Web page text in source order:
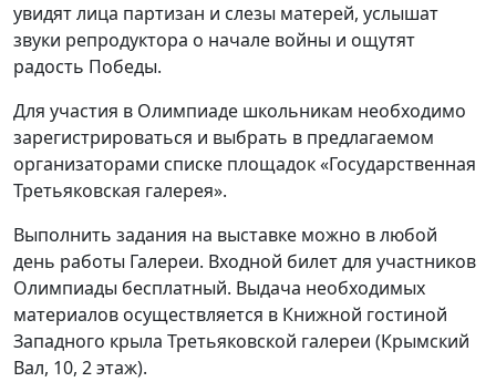
увидят лица партизан и слезы матерей, услышат
звуки репродуктора о начале войны и ощутят
радость Победы.
Для участия в Олимпиаде школьникам необходимо
зарегистрироваться и выбрать в предлагаемом
организаторами списке площадок «Государственная
Третьяковская галерея».
Выполнить задания на выставке можно в любой
день работы Галереи. Входной билет для участников
Олимпиады бесплатный. Выдача необходимых
материалов осуществляется в Книжной гостиной
Западного крыла Третьяковской галереи (Крымский
Вал, 10, 2 этаж).